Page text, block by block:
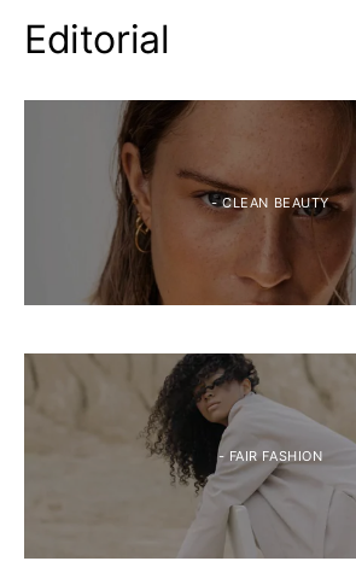
Editorial
- CLEAN BEAUTY
- FAIR FASHION